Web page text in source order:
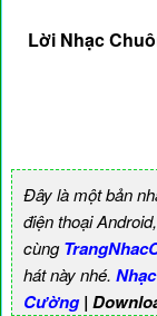
Lời Nhạc
Đây là một bản
điện thoại
cùng
hát này nhé.
Cường|